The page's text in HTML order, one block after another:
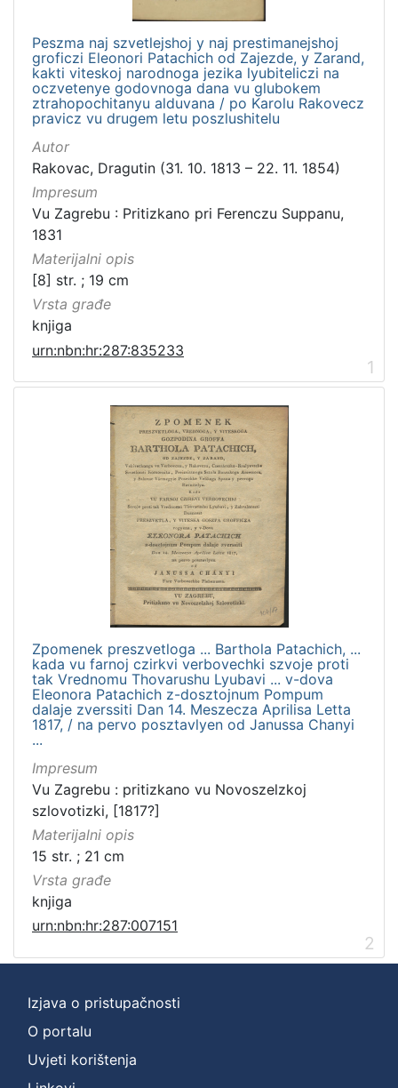
Peszma naj szvetlejshoj y naj prestimanejshoj
groficzi Eleonori Patachich od Zajezde, y Zarand,
kakti viteskoj narodnoga jezika lyubiteliczi na
oczvetenye godovnoga dana vu glubokem
ztrahopochitanyu alduvana / po Karolu Rakovecz
pravicz vu drugem letu poszlushitelu
Autor
Rakovac, Dragutin (31. 10. 1813 – 22. 11. 1854)
Impresum
Vu Zagrebu : Pritizkano pri Ferenczu Suppanu,
1831
Materijalni opis
[8] str. ; 19 cm
Vrsta građe
knjiga
urn:nbn:hr:287:835233
1
Zpomenek preszvetloga ... Barthola Patachich, ...
kada vu farnoj czirkvi verbovechki szvoje proti
tak Vrednomu Thovarushu Lyubavi ... v-dova
Eleonora Patachich z-dosztojnum Pompum
dalaje zverssiti Dan 14. Meszecza Aprilisa Letta
1817, / na pervo posztavlyen od Janussa Chanyi
...
Impresum
Vu Zagrebu : pritizkano vu Novoszelzkoj
szlovotizki, [1817?]
Materijalni opis
15 str. ; 21 cm
Vrsta građe
knjiga
urn:nbn:hr:287:007151
2
Izjava o pristupačnosti
O portalu
Uvjeti korištenja